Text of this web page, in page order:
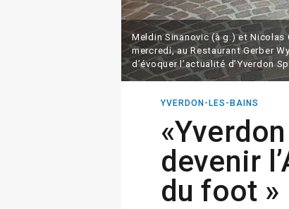
Meldin Sinanovic (à g.) et Nicolas
mercredi, au Restaurant Gerber
d’évoquer l’actualité d’Yverdon
YVERDON-LES-BAINS
devenir
du foot »